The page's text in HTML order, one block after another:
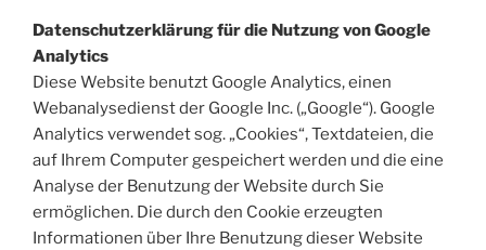
Datenschutzerklärung für die Nutzung von Google
Analytics
Diese Website benutzt Google Analytics, einen
Webanalysedienst der Google Inc. („Google“). Google
Analytics verwendet sog. „Cookies“, Textdateien, die
auf Ihrem Computer gespeichert werden und die eine
Analyse der Benutzung der Website durch Sie
ermöglichen. Die durch den Cookie erzeugten
Informationen über Ihre Benutzung dieser Website